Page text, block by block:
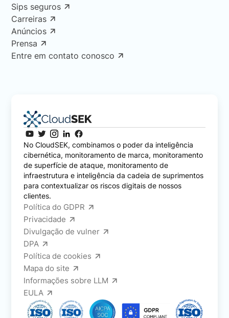
Sips seguros
Carreiras
Anúncios
Prensa
Entre em contato conosco
No CloudSEK, combinamos o poder da inteligência
cibernética, monitoramento de marca, monitoramento
de superfície de ataque, monitoramento de
infraestrutura e inteligência da cadeia de suprimentos
para contextualizar os riscos digitais de nossos
clientes.
Política do GDPR
Privacidade
Divulgação de vulner
DPA
Política de cookies
Mapa do site
Informações sobre LLM
EULA